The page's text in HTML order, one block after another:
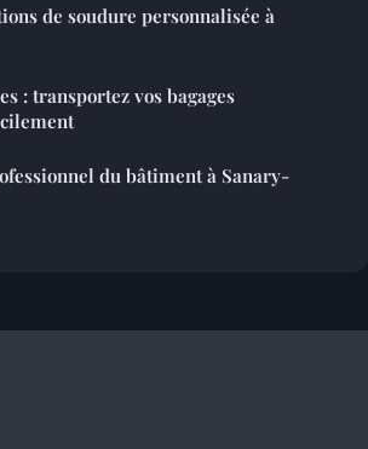
de soudure personnalisée à
: transportez vos bagages
du bâtiment à Sanary-